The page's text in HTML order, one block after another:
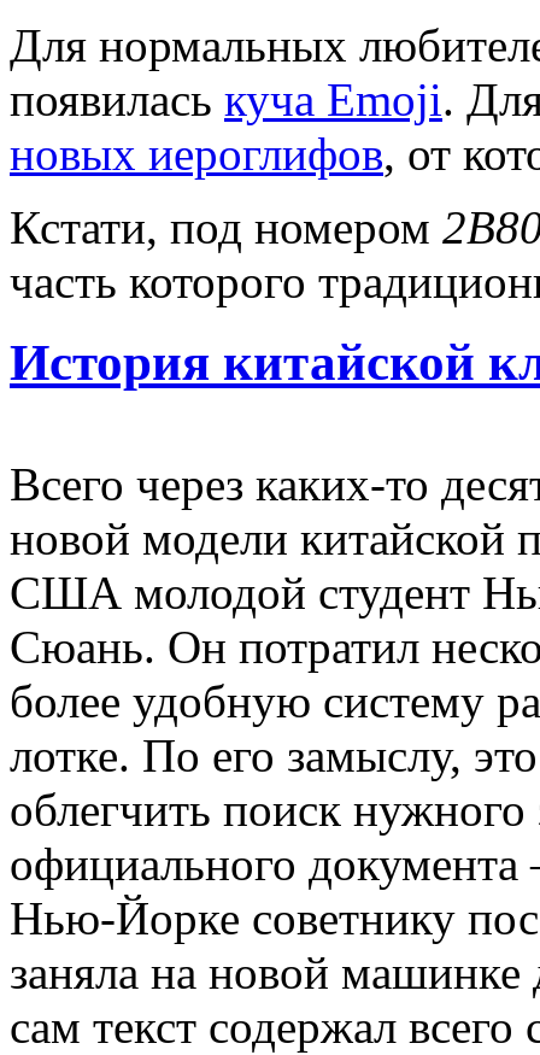
Для нормальных
появилась куча Emoji.
новых иероглифов, от
Кстати, под номером
часть которого
История китайской
Всего через каких-то
новой модели китайской
США молодой студент
Сюань. Он потратил
более удобную систему
лотке. По его замыслу,
облегчить поиск нужного
официального
Нью-Йорке советнику
заняла на новой машинке
сам текст содержал